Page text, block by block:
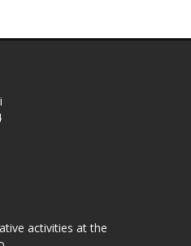
activities at the